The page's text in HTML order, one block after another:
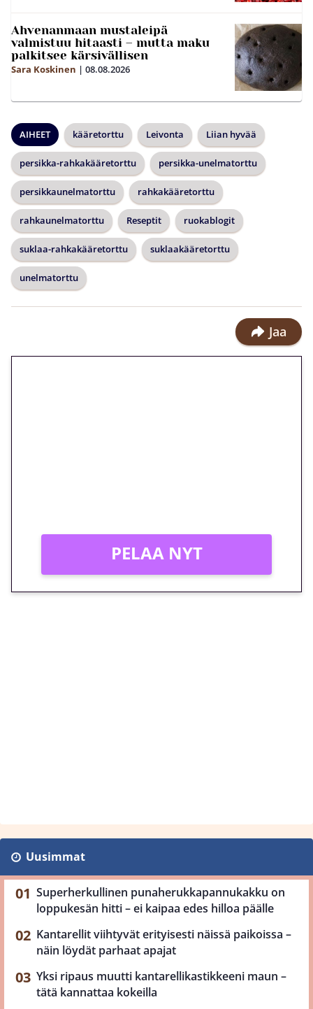
Ahvenanmaan mustaleipä
valmistuu hitaasti – mutta maku
palkitsee kärsivällisen
Sara Koskinen | 08.08.2026
AIHEET kääretorttu Leivonta Liian hyvää
persikka-rahkakääretorttu persikka-unelmatorttu
persikkaunelmatorttu rahkakääretorttu
rahkaunelmatorttu Reseptit ruokablogit
suklaa-rahkakääretorttu suklaakääretorttu
unelmatorttu
Jaa
PELAA NYT
Uusimmat
Superherkullinen punaherukkapannukakku on
loppukesän hitti – ei kaipaa edes hilloa päälle
Kantarellit viihtyvät erityisesti näissä paikoissa –
näin löydät parhaat apajat
Yksi ripaus muutti kantarellikastikkeeni maun –
tätä kannattaa kokeilla